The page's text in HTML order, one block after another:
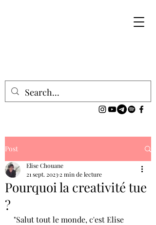
Post
Pourquoi la creativité tue
?
Elise Chouane
21 sept. 2023 2 min de lecture
"Salut tout le monde, c'est Elise